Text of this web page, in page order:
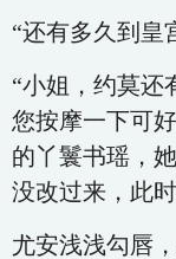
“还有多久到皇
“小姐，约莫还
您按摩一下可
的丫鬟书瑶，
没改过来，此
尤安浅浅勾唇